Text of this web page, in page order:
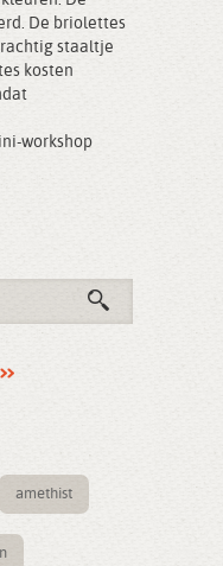
De briolettes
staaltje
kosten
workshop
amethist